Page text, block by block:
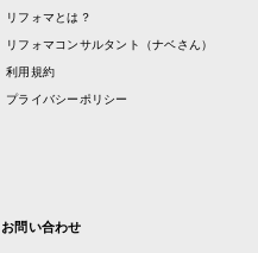
リフォマとは？
リフォマコンサルタント（ナベさん）
利用規約
プライバシーポリシー
お問い合わせ